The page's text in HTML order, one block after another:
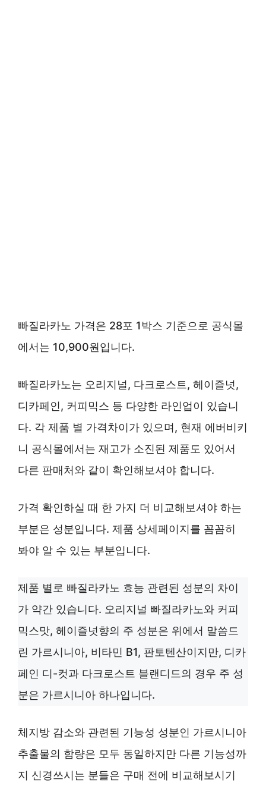
빠질라카노 가격은 28포 1박스 기준으로 공식몰
에서는 10,900원입니다.
빠질라카노는 오리지널, 다크로스트, 헤이즐넛,
디카페인, 커피믹스 등 다양한 라인업이 있습니
다. 각 제품 별 가격차이가 있으며, 현재 에버비키
니 공식몰에서는 재고가 소진된 제품도 있어서
다른 판매처와 같이 확인해보셔야 합니다.
가격 확인하실 때 한 가지 더 비교해보셔야 하는
부분은 성분입니다. 제품 상세페이지를 꼼꼼히
봐야 알 수 있는 부분입니다.
제품 별로 빠질라카노 효능 관련된 성분의 차이
가 약간 있습니다. 오리지널 빠질라카노와 커피
믹스맛, 헤이즐넛향의 주 성분은 위에서 말씀드
린 가르시니아, 비타민 B1, 판토텐산이지만, 디카
페인 디-컷과 다크로스트 블랜디드의 경우 주 성
분은 가르시니아 하나입니다.
체지방 감소와 관련된 기능성 성분인 가르시니아
추출물의 함량은 모두 동일하지만 다른 기능성까
지 신경쓰시는 분들은 구매 전에 비교해보시기